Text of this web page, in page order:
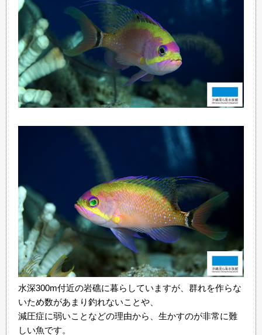
水深300m付近の岩礁に暮らしていますが、群れを作らな
いため数があまり釣れないことや、
減圧症に弱いことなどの理由から、生かすのが非常に難
しい魚です。